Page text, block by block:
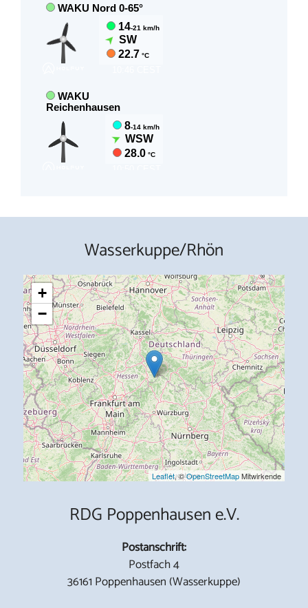
Wasserkuppe/Rhön
+
−
Leaflet, ©OpenStreetMapMitwirkende
RDG Poppenhausen e.V.
Postanschrift:
Postfach 4
36161 Poppenhausen (Wasserkuppe)